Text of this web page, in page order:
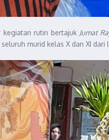
kegiatan rutin bertajuk Jumat
murid kelas X dan XI dari